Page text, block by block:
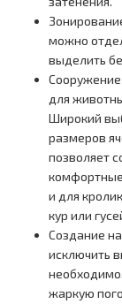
можно
выделить
для
Широкий
размеров
позволяет
и для
кур или
Создание
исключить
жаркую